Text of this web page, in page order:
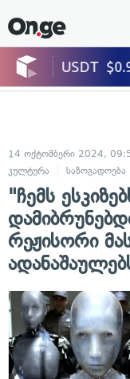
14 ოქტომბერი 2024,
კულტურა
საზოგადოება
"ჩემს
რეჟისორი